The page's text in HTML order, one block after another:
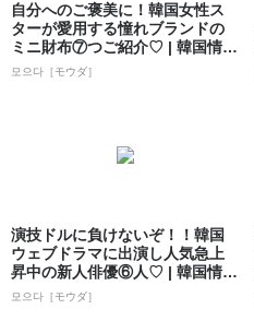
自分へのご褒美に！韓国女性ス
ターが愛用する憧れブランドの
ミニ財布⑦つご紹介♡ | 韓国情報
サイト ...
모으다［モウダ］
演技ドルに負けないぞ！！韓国
ウェブドラマに出演し人気急上
昇中の新人俳優⑥人♡ | 韓国情報
サイト ...
모으다［モウダ］